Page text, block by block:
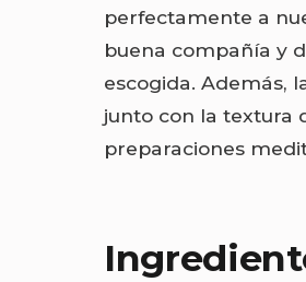
perfectamente a
buena compañía y
escogida. Además,
junto con la textura
preparaciones